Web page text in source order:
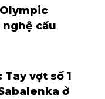
cầu
vợt số 1
ở